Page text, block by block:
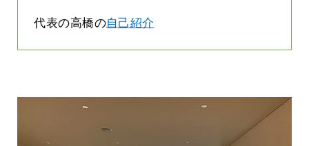
代表の高橋の自己紹介